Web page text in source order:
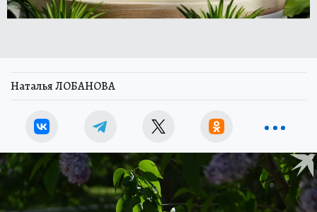
Наталья ЛОБАНОВА